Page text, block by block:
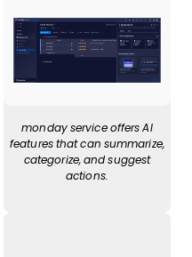
monday service offers AI
features that can summarize,
categorize, and suggest
actions.